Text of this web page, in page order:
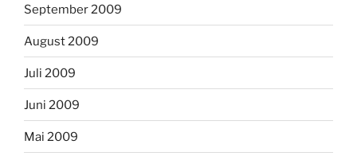
September 2009
August 2009
Juli 2009
Juni 2009
Mai 2009